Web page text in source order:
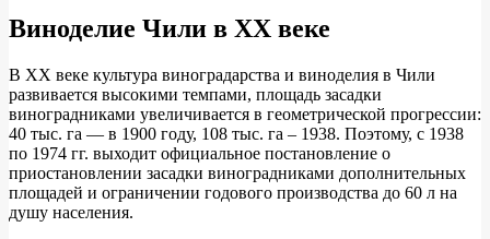
Виноделие Чили в XX веке
В XX веке культура виноградарства и виноделия в Чили
развивается высокими темпами, площадь засадки
виноградниками увеличивается в геометрической прогрессии:
40 тыс. га — в 1900 году, 108 тыс. га – 1938. Поэтому, с 1938
по 1974 гг. выходит официальное постановление о
приостановлении засадки виноградниками дополнительных
площадей и ограничении годового производства до 60 л на
душу населения.